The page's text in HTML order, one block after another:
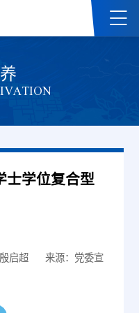
士学位复合型
启超
来源：党委宣